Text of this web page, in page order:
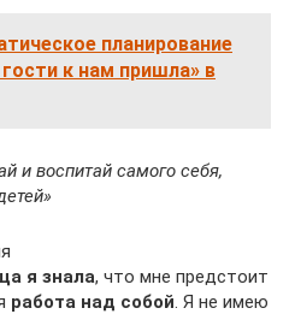
планирование
к нам пришла» в
и воспитай самого себя,
я знала, что мне предстоит
работа над собой. Я не имею